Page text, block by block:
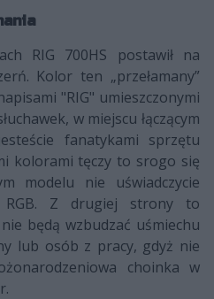
RIG 700HS postawił na
Kolor ten „przełamany”
"RIG" umieszczonymi
w miejscu łączącym
fanatykami sprzętu
kolorami tęczy to srogo się
modelu nie uświadczycie
RGB. Z drugiej strony to
będą wzbudzać uśmiechu
lub osób z pracy, gdyż nie
choinka w